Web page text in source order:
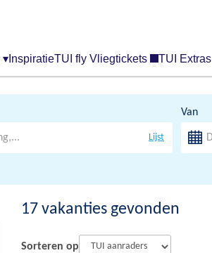
▾ InspiratieTUI fly Vliegtickets TUI Extras
Lijst
Van
17vakanties gevonden
Sorteren op